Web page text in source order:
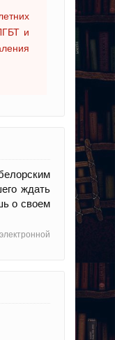
и
ждать
о своем